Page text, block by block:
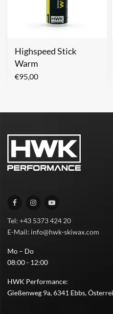
Highspeed Stick
Warm
€95,00
Tel: +43 5373 424 20
E-Mail: info@hwk-skiwax.com
Mo – Do
08:00 - 12:00
HWK Performance:
Gießenweg 9a, 6341 Ebbs,